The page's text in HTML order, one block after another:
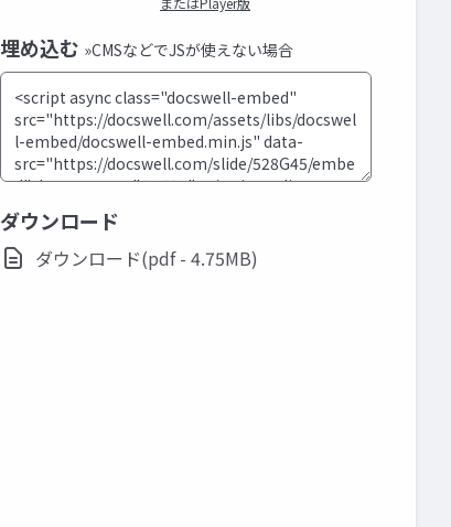
埋め込む »CMSなどでJSが使えない場合
ダウンロード
ダウンロード(pdf - 4.75MB)